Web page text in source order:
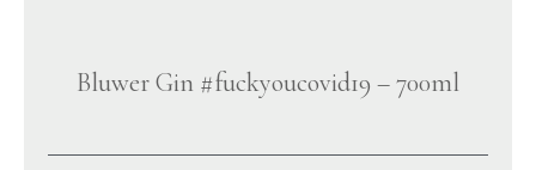
Bluwer Gin #fuckyoucovid19 – 700ml